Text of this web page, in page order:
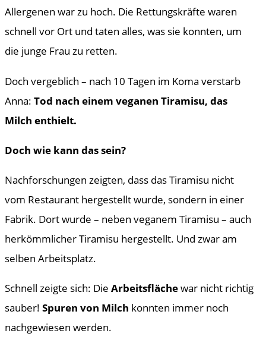
Allergenen war zu hoch. Die Rettungskräfte waren
schnell vor Ort und taten alles, was sie konnten, um
die junge Frau zu retten.
Doch vergeblich – nach 10 Tagen im Koma verstarb
Anna: Tod nach einem veganen Tiramisu, das
Milch enthielt.
Doch wie kann das sein?
Nachforschungen zeigten, dass das Tiramisu nicht
vom Restaurant hergestellt wurde, sondern in einer
Fabrik. Dort wurde – neben veganem Tiramisu – auch
herkömmlicher Tiramisu hergestellt. Und zwar am
selben Arbeitsplatz.
Schnell zeigte sich: Die Arbeitsflächewar nicht richtig
sauber! Spuren von Milch konnten immer noch
nachgewiesen werden.